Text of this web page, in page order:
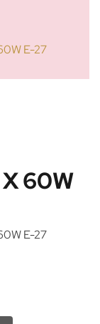
E-27
60W
E-27